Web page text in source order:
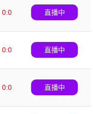
0:0
直播中
0:0
直播中
0:0
直播中